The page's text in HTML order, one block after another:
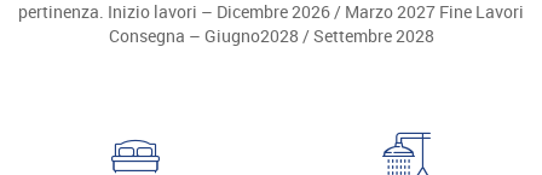
pertinenza. Inizio lavori – Dicembre 2026 / Marzo 2027 Fine Lavori
Consegna – Giugno2028 / Settembre 2028